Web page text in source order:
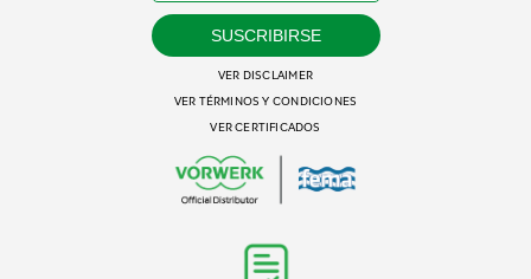
SUSCRIBIRSE
VER DISCLAIMER
VER TÉRMINOS Y CONDICIONES
VER CERTIFICADOS